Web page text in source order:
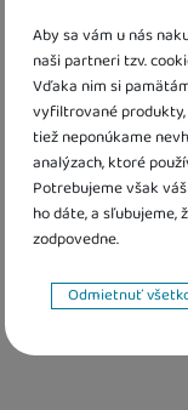
Aby sa vám u nás
naši partneri tzv.
Vďaka nim si
vyfiltrované produkty,
tiež neponúkame
analýzach, ktoré
Potrebujeme však
ho dáte, a
zodpovedne.
Nastavenie
VŽDY AKTÍVNE
Odmietnuť
Zoradiť Od
Najviac
Od
Od
Cena(€)
Pohlavie
pre
Vek detí
3 roky (1)
4 roky
5 rokov (1)
Materiál
Dostupnost
Skladom (1)
Produkty